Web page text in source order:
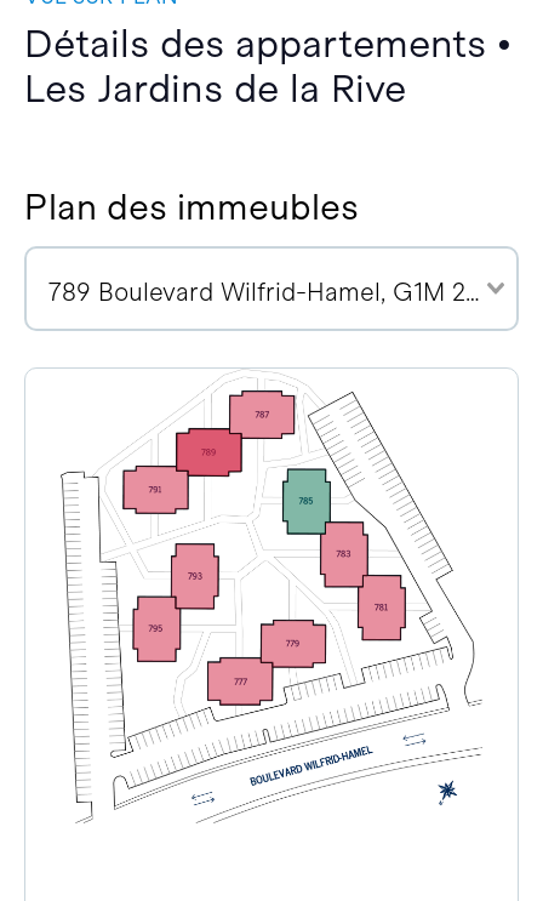
Détails des appartements •
Les Jardins de la Rive
Plan des immeubles
789 Boulevard Wilfrid-Hamel, G1M 2R1